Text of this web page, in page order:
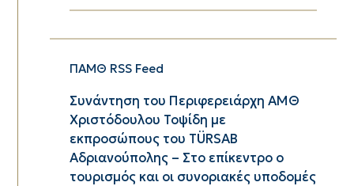
ΠΑΜΘ RSS Feed
Συνάντηση του Περιφερειάρχη ΑΜΘ
Χριστόδουλου Τοψίδη με
εκπροσώπους του TÜRSAB
Αδριανούπολης – Στο επίκεντρο ο
τουρισμός και οι συνοριακές υποδομές